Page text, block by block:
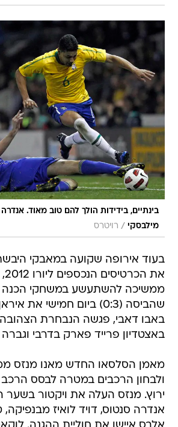
בינתיים, בידידות הולך להם טוב מאוד.
מילבסקי / רויטרס
בעוד אירופה שקועה במאבקי
ממשיכה להשתעשע במשחקי הכנה
שהביסה (0:3) ביום חמישי
באבו דאבי, פגשה הנבחרת
באצטדיון פרייד פארק בדרבי וגברה
מאמן הסלסאו החדש מאנו מנזס
ולבחון הרכבים במטרה לבסס הרכב
ירוץ. מנזס העלה את ויקטור בשער
אנדרה סנטוס, דויד לואיז מבנפיקה,